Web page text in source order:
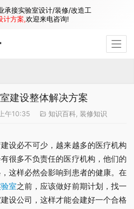
建设整体解决方案
午10:35 知识百科, 装修知识
设必不可少，越来越多的医疗机构
很多不负责任的医疗机构，他们的
这样必然会影响到患者的健康。在
室之前，应该做好前期计划，找一
设公司，这样才能会建好一个合格
承接实验室设计/装修/改造工
计方案,欢迎来电咨询!